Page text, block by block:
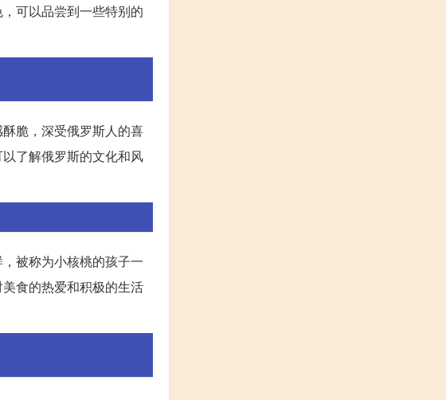
可以品尝到一些特别的
脆，深受俄罗斯人的喜
了解俄罗斯的文化和风
被称为小核桃的孩子一
食的热爱和积极的生活